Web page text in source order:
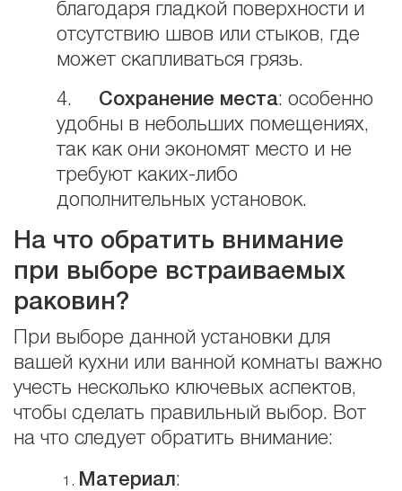
благодаря гладкой поверхности и
отсутствию швов или стыков, где
может скапливаться грязь.
4. Сохранение места: особенно
удобны в небольших помещениях,
так как они экономят место и не
требуют каких-либо
дополнительных установок.
На что обратить внимание
при выборе встраиваемых
раковин?
При выборе данной установки для
вашей кухни или ванной комнаты важно
учесть несколько ключевых аспектов,
чтобы сделать правильный выбор. Вот
на что следует обратить внимание:
Материал: